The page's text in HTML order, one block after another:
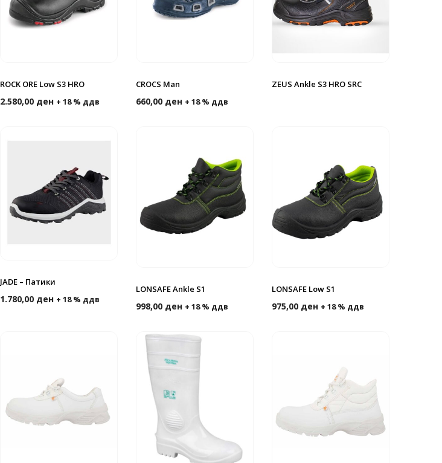
ROCK ORE Low S3 HRO
2.580,00 ден + 18 % ддв
CROCS Man
660,00 ден + 18 % ддв
ZEUS Ankle S3 HRO SRC
JADE – Патики
1.780,00 ден + 18 % ддв
LONSAFE Ankle S1
998,00 ден + 18 % ддв
LONSAFE Low S1
975,00 ден + 18 % ддв